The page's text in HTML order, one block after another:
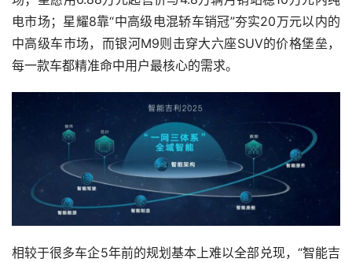
电市场；星耀8靠“中高级电混轿车销冠”夯实20万元以内的
中高级车市场，而银河M9则击穿大六座SUV的价格堡垒，
每一款车都精准命中用户最核心的需求。
相较于很多车企5年前的规划基本上难以全部兑现，“智能吉